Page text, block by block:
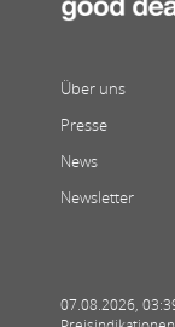
Über uns
Presse
News
Newsletter
07.08.2026,